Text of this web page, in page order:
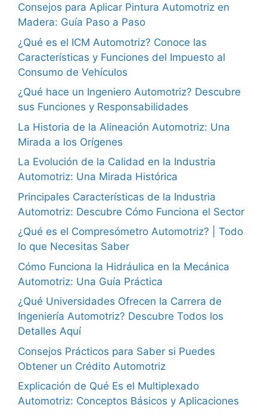
Consejos para Aplicar Pintura Automotriz en
Madera: Guía Paso a Paso
¿Qué es el ICM Automotriz? Conoce las
Características y Funciones del Impuesto al
Consumo de Vehículos
¿Qué hace un Ingeniero Automotriz? Descubre
sus Funciones y Responsabilidades
La Historia de la Alineación Automotriz: Una
Mirada a los Orígenes
La Evolución de la Calidad en la Industria
Automotriz: Una Mirada Histórica
Principales Características de la Industria
Automotriz: Descubre Cómo Funciona el Sector
¿Qué es el Compresómetro Automotriz? | Todo
lo que Necesitas Saber
Cómo Funciona la Hidráulica en la Mecánica
Automotriz: Una Guía Práctica
¿Qué Universidades Ofrecen la Carrera de
Ingeniería Automotriz? Descubre Todos los
Detalles Aquí
Consejos Prácticos para Saber si Puedes
Obtener un Crédito Automotriz
Explicación de Qué Es el Multiplexado
Automotriz: Conceptos Básicos y Aplicaciones